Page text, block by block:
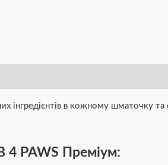
інгредієнтів в кожному шматочку
4 PAWS Преміум: